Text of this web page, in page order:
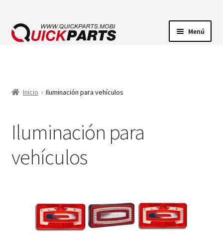
Menú
CLAXONES
Inicio Iluminación para vehículos
Iluminación para
vehículos